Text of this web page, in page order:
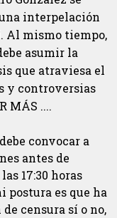
interpelación
Al mismo tiempo,
asumir la
que atraviesa el
y controversias
MÁS ....
convocar a
antes de
17:30 horas
postura es que ha
censura sí o no,